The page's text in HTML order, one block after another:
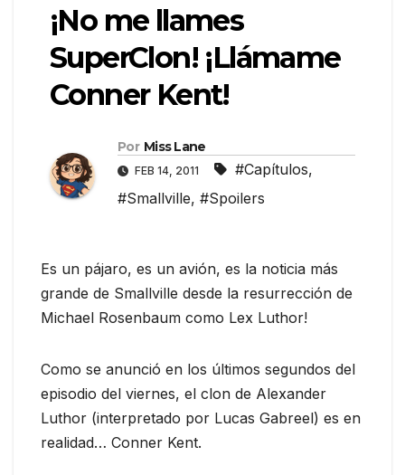
¡No me llames
SuperClon! ¡Llámame
Conner Kent!
Por Miss Lane
FEB 14, 2011 #Capítulos,
#Smallville, #Spoilers
Es un pájaro, es un avión, es la noticia más
grande de Smallville desde la resurrección de
Michael Rosenbaum como Lex Luthor!
Como se anunció en los últimos segundos del
episodio del viernes, el clon de Alexander
Luthor (interpretado por Lucas Gabreel) es en
realidad… Conner Kent.